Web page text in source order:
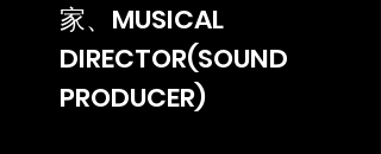
家、MUSICAL
DIRECTOR(SOUND
PRODUCER)